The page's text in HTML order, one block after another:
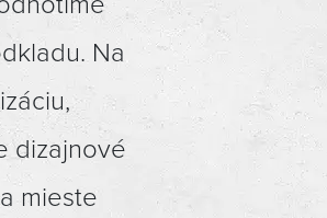
Na
dizajnové
mieste